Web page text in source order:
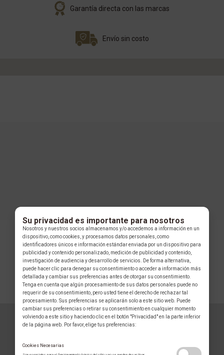
Garantía directa con las marcas
Envío sin costo
COLECCIÓN
Su privacidad es importante para nosotros
Nosotros y nuestros socios almacenamos y/o accedemos a información en un
dispositivo, como cookies, y procesamos datos personales, como
identificadores únicos e información estándar enviada por un dispositivo para
publicidad y contenido personalizado, medición de publicidad y contenido,
investigación de audiencia y desarrollo de servicios. De forma alternativa,
puede hacer clic para denegar su consentimiento o acceder a información más
detallada y cambiar sus preferencias antes de otorgar su consentimiento.
Tenga en cuenta que algún procesamiento de sus datos personales puede no
requerir de su consentimiento, pero usted tiene el derecho de rechazar tal
procesamiento. Sus preferencias se aplicarán solo a este sitio web. Puede
cambiar sus preferencias o retirar su consentimiento en cualquier momento
volviendo a este sitio y haciendo clic en el botón "Privacidad" en la parte inferior
de la página web. Por favor, elige tus preferencias:
Cookies Necesarias